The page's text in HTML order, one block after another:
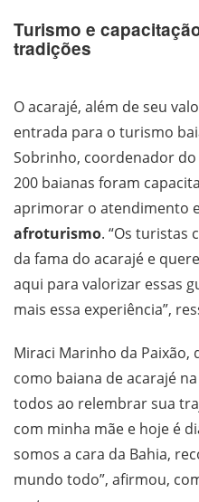
Turismo e
tradições
O acarajé, além de seu
entrada para o turismo
Sobrinho, coordenador
200 baianas foram
aprimorar o atendimento
afroturismo. “Os turistas
da fama do acarajé e
aqui para valorizar essas
mais essa experiência”,
Miraci Marinho da Paixão,
como baiana de acarajé
todos ao relembrar sua
com minha mãe e hoje é
somos a cara da Bahia,
mundo todo”, afirmou,